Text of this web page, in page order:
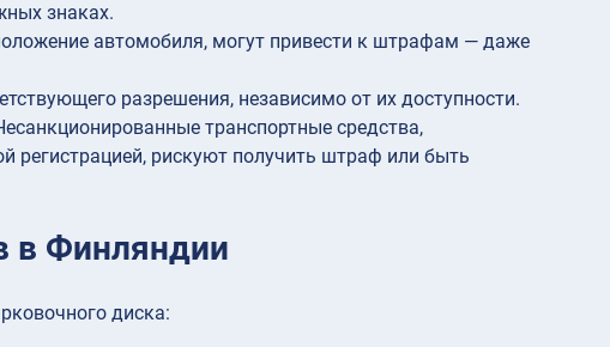
знаках.
автомобиля, могут привести к штрафам — даже
разрешения, независимо от их доступности.
транспортные средства,
регистрацией, рискуют получить штраф или быть
в Финляндии
диска: